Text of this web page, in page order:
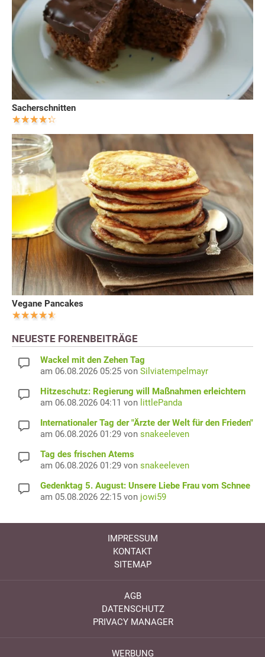
Sacherschnitten
Vegane Pancakes
NEUESTE FORENBEITRÄGE
Wackel mit den Zehen Tag
am 06.08.2026 05:25 von Silviatempelmayr
Hitzeschutz: Regierung will Maßnahmen erleichtern
am 06.08.2026 04:11 von littlePanda
Internationaler Tag der "Ärzte der Welt für den Frieden"
am 06.08.2026 01:29 von snakeeleven
Tag des frischen Atems
am 06.08.2026 01:29 von snakeeleven
Gedenktag 5. August: Unsere Liebe Frau vom Schnee
am 05.08.2026 22:15 von jowi59
IMPRESSUM
KONTAKT
SITEMAP
AGB
DATENSCHUTZ
PRIVACY MANAGER
WERBUNG